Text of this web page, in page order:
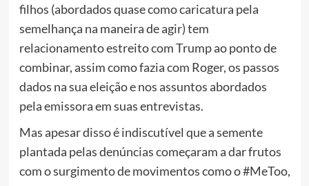
filhos (abordados quase como caricatura pela
semelhança na maneira de agir) tem
relacionamento estreito com Trump ao ponto de
combinar, assim como fazia com Roger, os passos
dados na sua eleição e nos assuntos abordados
pela emissora em suas entrevistas.
Mas apesar disso é indiscutível que a semente
plantada pelas denúncias começaram a dar frutos
com o surgimento de movimentos como o #MeToo,